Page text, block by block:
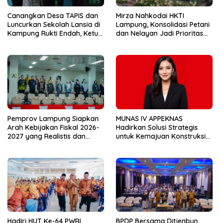
Canangkan Desa TAPIS dan
Luncurkan Sekolah Lansia di
Kampung Rukti Endah, Ketua
dari Desa
Mirza Nahkodai HKTI
Lampung, Konsolidasi Petani
dan Nelayan Jadi Prioritas
Pemprov Lampung Siapkan
Arah Kebijakan Fiskal 2026-
2027 yang Realistis dan
MUNAS IV APPEKNAS
Hadirkan Solusi Strategis
untuk Kemajuan Konstruksi
Hadiri HUT Ke-64 PWRI, BPDP Bersama Ditjenbun